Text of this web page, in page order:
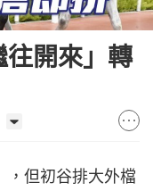
開來」轉
，但初谷排大外檔